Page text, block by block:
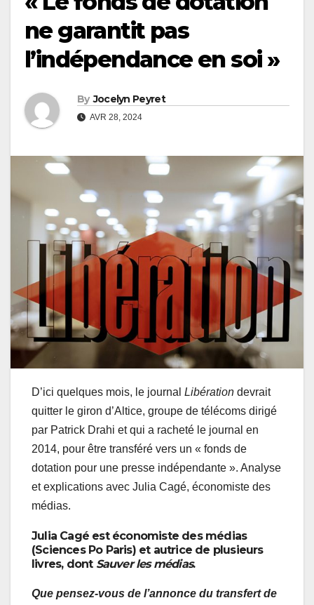
ne garantit pas
l’indépendance en soi »
By Jocelyn Peyret
AVR 28, 2024
D’ici quelques mois, le journal Libération devrait
quitter le giron d’Altice, groupe de télécoms dirigé
par Patrick Drahi et qui a racheté le journal en
2014, pour être transféré vers un « fonds de
dotation pour une presse indépendante ». Analyse
et explications avec Julia Cagé, économiste des
médias.
Julia Cagé est économiste des médias
(Sciences Po Paris) et autrice de plusieurs
livres, dont Sauver les médias.
Que pensez-vous de l’annonce du transfert de